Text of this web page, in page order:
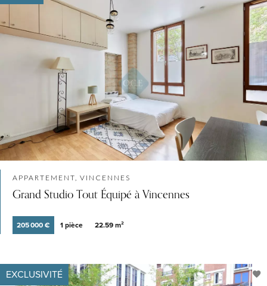
APPARTEMENT, VINCENNES
Grand Studio Tout Équipé à Vincennes
205 000 € 1 pièce 22.59 m²
EXCLUSIVITÉ